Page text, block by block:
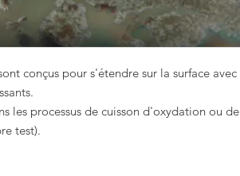
conçus pour s'étendre sur la surface avec
les processus de cuisson d'oxydation ou de
test).